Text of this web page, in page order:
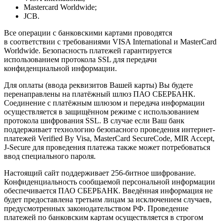
Mastercard Worldwide;
JCB.
Все операции с банковскими картами проводятся
в соответствии с требованиями VISA International и MasterCard
Worldwide. Безопасность платежей гарантируется
использованием протокола SSL для передачи
конфиденциальной информации.
Для оплаты (ввода реквизитов Вашей карты) Вы будете
перенаправлены на платёжный шлюз ПАО СБЕРБАНК.
Соединение с платёжным шлюзом и передача информации
осуществляется в защищённом режиме с использованием
протокола шифрования SSL. В случае если Ваш банк
поддерживает технологию безопасного проведения интернет-
платежей Verified By Visa, MasterCard SecureCode, MIR Accept,
J-Secure для проведения платежа также может потребоваться
ввод специального пароля.
Настоящий сайт поддерживает 256-битное шифрование.
Конфиденциальность сообщаемой персональной информации
обеспечивается ПАО СБЕРБАНК. Введённая информация не
будет предоставлена третьим лицам за исключением случаев,
предусмотренных законодательством РФ. Проведение
платежей по банковским картам осуществляется в строгом